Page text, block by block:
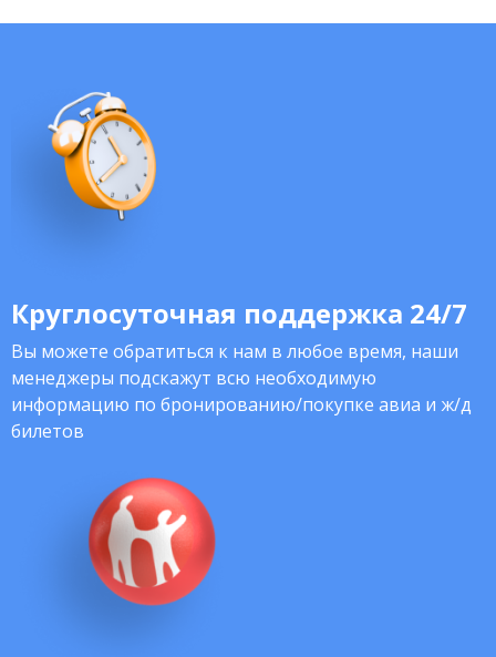
Круглосуточная поддержка 24/7
Вы можете обратиться к нам в любое время, наши
менеджеры подскажут всю необходимую
информацию по бронированию/покупке авиа и ж/д
билетов